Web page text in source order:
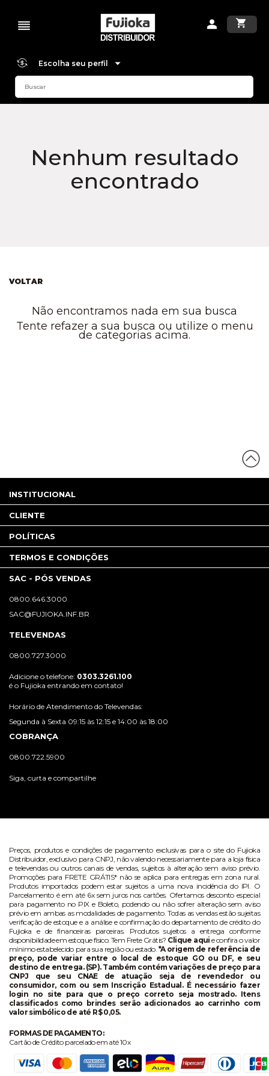
Escolha seu perfil
Nenhum resultado
encontrado
VOLTAR
Não encontramos nada em sua busca
Tente refazer a sua busca ou utilize o menu
de categorias acima.
INSTITUCIONAL
CLIENTE
POLÍTICAS
TERMOS E CONDIÇÕES
SAC - PÓS VENDAS
0800.646.3000
SAC@FUJIOKA.INF.BR
TELEVENDAS
0800.727.3000
Adicione o telefone: 0303.3261.100
é o Fujioka entrando em contato!
Horário de Atendimento do Televendas:
Segunda à Sexta 09:15 às 12:15 e 14:00 às 18:00
COBRANÇA
0800.722.5900
Siga, curta e compartilhe
Preços, produtos e condições de pagamento exclusivas para o site do Fujioka
Distribuidor, exclusivo para CNPJ, não valendo necessariamente para a loja física
e televendas ou outros canais de vendas, sujeitos à alteração sem aviso prévio.
Promoções para FRETE GRÁTIS* não se aplica para entregas em zona rural.
Produtos importados podem estar sujeitos a uma nova incidência do IPI. O
Parcelamento é em até 6x sem juros nos cartões. Ofertamos desconto especial
para pagamento no PIX e Boleto, podendo ou não sofrer alteração sem aviso
prévio em ambas as modalidades de pagamento. Todas as vendas estão sujeitas
verificação de estoque e a análise e confirmação do departamento de crédito do
Fujioka e de financeiras parceiras. Produtos sujeitos a entrega conforme
disponibilidade em estoque físico. Tem Frete Grátis? Clique aqui e confira o valor
mínimo estabelecido para sua região ou estado. *A origem de referência de
preço, pode variar entre o local de estoque GO ou DF, e seu
destino de entrega. (SP). Também contém variações de preço para
CNPJ que seu CNAE de atuação seja de revendedor ou
consumidor, com ou sem Inscrição Estadual. É necessário fazer
login no site para que o preço correto seja mostrado. Itens
classificados como brindes serão adicionados ao carrinho com
valor simbólico de até R$ 0,05.
FORMAS DE PAGAMENTO:
Cartão de Crédito parcelado em até 10x